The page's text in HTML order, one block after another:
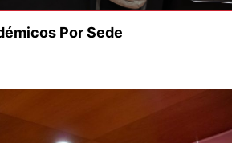
Por Sede